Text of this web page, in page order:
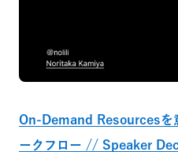
On-Demand Resourcesを
ークフロー // Speaker